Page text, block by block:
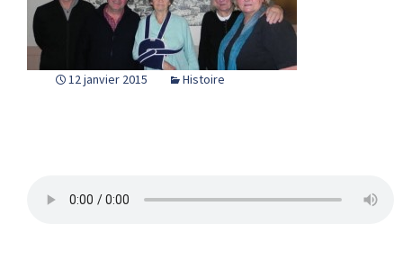
12 janvier 2015 Histoire